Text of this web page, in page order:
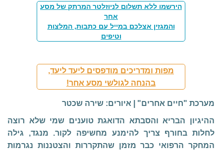
הירשמו ללא תשלום לניוזלטר המרתק של מסע
אחר
והמגזין אצלכם במייל עם כתבות, המלצות
וטיפים
מפות ומדריכים מודפסים ליעד ליעד,
בהנחה לגולשי מסע אחר!
מערכת "חיים אחרים" | איורים: שירה שכטר
ההיגיון הבריא והסבתא הדואגת טוענים שמי שלא רוצה
לחלות בחורף צריך להימנע מחשיפה לקור. מנגד, גילה
המחקר הרפואי כבר מזמן שהתקררות והצטננות נגרמות